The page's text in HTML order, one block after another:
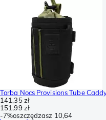
Torba Nocs Provisions Tube
141,35 zł
151,99 zł
-7%oszczędzasz 10,64